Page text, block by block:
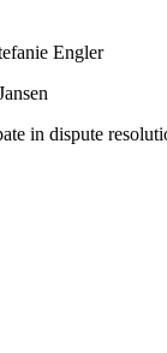
Engler
in dispute